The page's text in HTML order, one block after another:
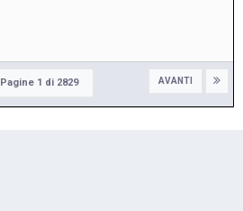
AVANTI
Pagine 1 di 2829